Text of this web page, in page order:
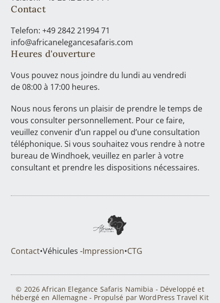
Contact
Telefon: +49 2842 21994 71
info@africanelegancesafaris.com
Heures d'ouverture
Vous pouvez nous joindre du lundi au vendredi
de 08:00 à 17:00 heures.
Nous nous ferons un plaisir de prendre le temps de
vous consulter personnellement. Pour ce faire,
veuillez convenir d’un rappel ou d’une consultation
téléphonique. Si vous souhaitez vous rendre à notre
bureau de Windhoek, veuillez en parler à votre
consultant et prendre les dispositions nécessaires.
Contact•Véhicules -Impression•CTG
© 2026 African Elegance Safaris Namibia - Développé et
hébergé en Allemagne - Propulsé par WordPress Travel Kit